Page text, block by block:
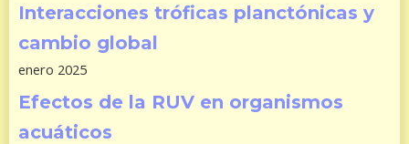
Interacciones tróficas planctónicas y
cambio global
enero 2025
Efectos de la RUV en organismos
acuáticos